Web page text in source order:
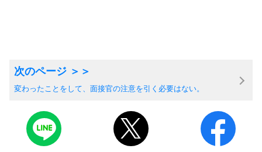
変わったことをして、面接官の注意を引く必要はない。